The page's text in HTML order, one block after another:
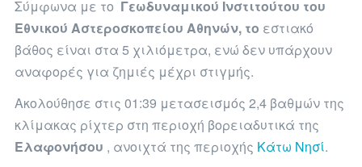
Σύμφωνα με το Γεωδυναμικού Ινστιτούτου του
Εθνικού Αστεροσκοπείου Αθηνών, το εστιακό
βάθος είναι στα 5 χιλιόμετρα, ενώ δεν υπάρχουν
αναφορές για ζημιές μέχρι στιγμής.
Ακολούθησε στις 01:39 μετασεισμός 2,4 βαθμών της
κλίμακας ρίχτερ στη περιοχή βορειαδυτικά της
Ελαφονήσου , ανοιχτά της περιοχής Κάτω Νησί.